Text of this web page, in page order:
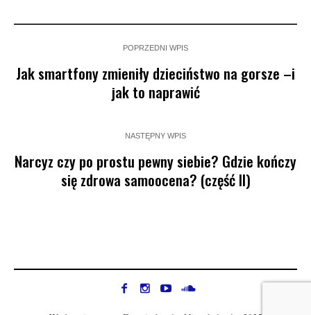
POPRZEDNI WPIS
Jak smartfony zmieniły dzieciństwo na gorsze –i
jak to naprawić
NASTĘPNY WPIS
Narcyz czy po prostu pewny siebie? Gdzie kończy
się zdrowa samoocena? (część II)